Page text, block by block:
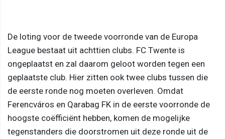
De loting voor de tweede voorronde van de Europa
League bestaat uit achttien clubs. FC Twente is
ongeplaatst en zal daarom geloot worden tegen een
geplaatste club. Hier zitten ook twee clubs tussen die
de eerste ronde nog moeten overleven. Omdat
Ferencváros en Qarabag FK in de eerste voorronde de
hoogste coëfficiënt hebben, komen de mogelijke
tegenstanders die doorstromen uit deze ronde uit de